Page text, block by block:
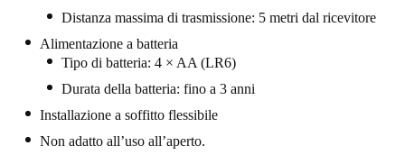
Czech Republic
Denmark
Danskere English
Distanza massima di trasmissione: 5 metri dal ricevitore
Alimentazione a batteria
Tipo di batteria: 4 × AA (LR6)
Durata della batteria: fino a 3 anni
Installazione a soffitto flessibile
Non adatto all’uso all’aperto.